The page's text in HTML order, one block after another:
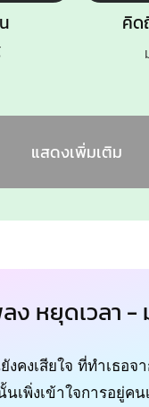
คิด
แสดงเพิ่มเติม
ลง หยุดเวลา -
งคงเสียใจ ที่ทำเธอจ
เพิ่งเข้าใจการอยู่คน